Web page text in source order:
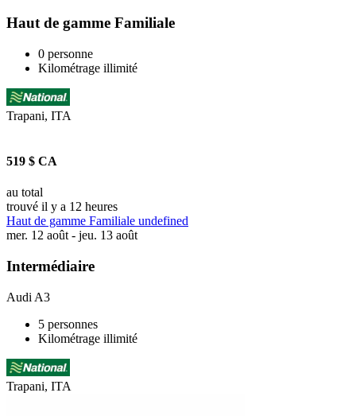
Haut de gamme Familiale
0 personne
Kilométrage illimité
Trapani, ITA
519 $ CA
au total
trouvé il y a 12 heures
Haut de gamme Familiale undefined
mer. 12 août - jeu. 13 août
Intermédiaire
Audi A3
5 personnes
Kilométrage illimité
Trapani, ITA